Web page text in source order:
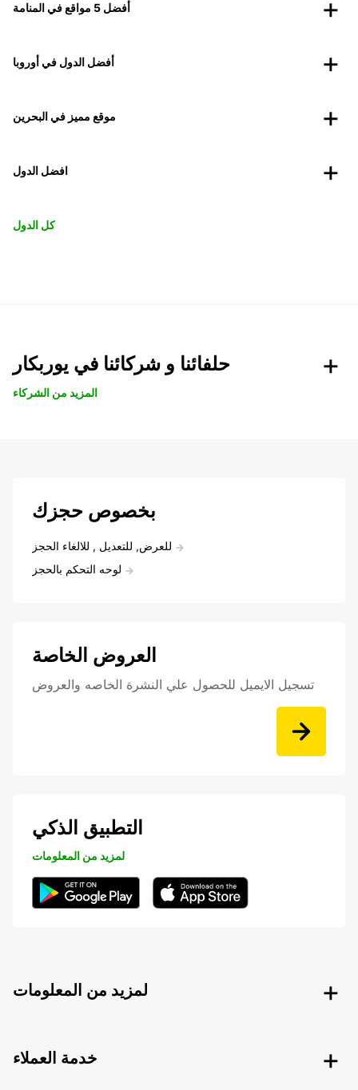
أفضل 5 مواقع في المنامة
أفضل الدول في أوروبا
موقع مميز في البحرين
افضل الدول
كل الدول
حلفائنا و شركائنا في يوربكار
المزيد من الشركاء
بخصوص حجزك
للعرض, للتعديل , للالغاء الحجز
لوحه التحكم بالحجز
العروض الخاصة
تسجيل الايميل للحصول علي النشرة الخاصه والعروض
التطبيق الذكي
لمزيد من المعلومات
لمزيد من المعلومات
خدمة العملاء